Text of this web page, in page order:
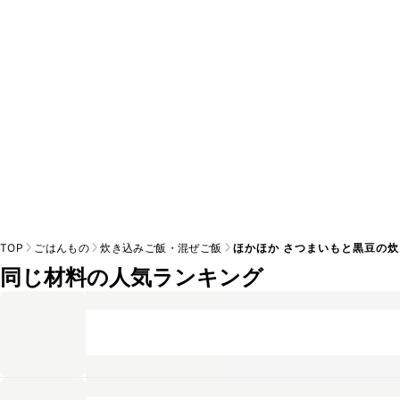
TOP ごはんもの 炊き込みご飯・混ぜご飯 ほかほか さつまいもと黒豆の
同じ材料の人気ランキング